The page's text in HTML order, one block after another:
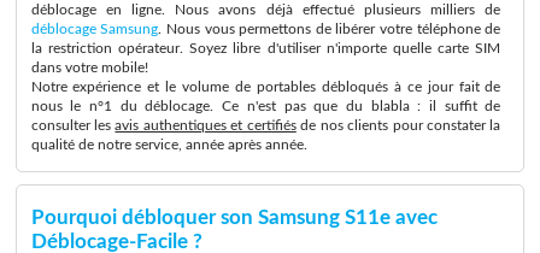
déblocage en ligne. Nous avons déjà effectué plusieurs milliers de
déblocage Samsung . Nous vous permettons de libérer votre téléphone de
la restriction opérateur. Soyez libre d'utiliser n'importe quelle carte SIM
dans votre mobile!
Notre expérience et le volume de portables débloqués à ce jour fait de
nous le n°1 du déblocage. Ce n'est pas que du blabla : il suffit de
consulter lesavis authentiques et certifiésde nos clients pour constater la
qualité de notre service, année après année.
Pourquoi débloquer son Samsung S11e avec
Déblocage-Facile ?